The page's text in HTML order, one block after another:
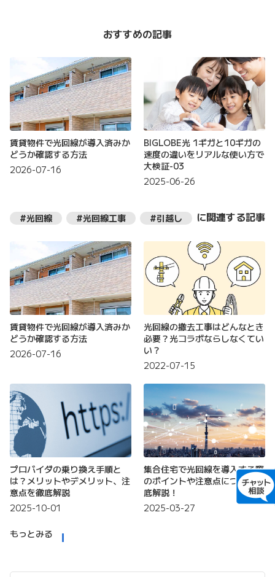
おすすめの記事
賃貸物件で光回線が導入済みか
どうか確認する方法
2026-07-16
BIGLOBE光 1ギガと10ギガの
速度の違いをリアルな使い方で
大検証-03
2025-06-26
#光回線 #光回線工事 #引越し に関連する記事
賃貸物件で光回線が導入済みか
どうか確認する方法
2026-07-16
光回線の撤去工事はどんなとき
必要？光コラボならしなくてい
い？
2022-07-15
プロバイダの乗り換え手順と
は？メリットやデメリット、注
意点を徹底解説
2025-10-01
集合住宅で光回線を導入する際
のポイントや注意点について徹
底解説！
2025-03-27
もっとみる